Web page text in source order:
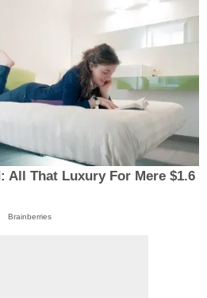
All That Luxury For Mere $1.6
Brainberries